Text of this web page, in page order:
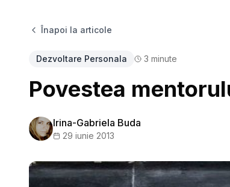
Înapoi la articole
Dezvoltare Personala 3 minute
Povestea
Irina-Gabriela Buda
29 iunie 2013